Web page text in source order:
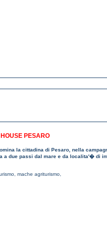
PESARO
la cittadina di Pesaro, nella
a due passi dal mare e da localita'� di
mache agriturismo